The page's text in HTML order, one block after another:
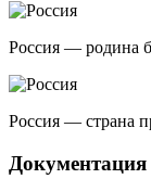
Россия — родина
Россия — страна
Документация